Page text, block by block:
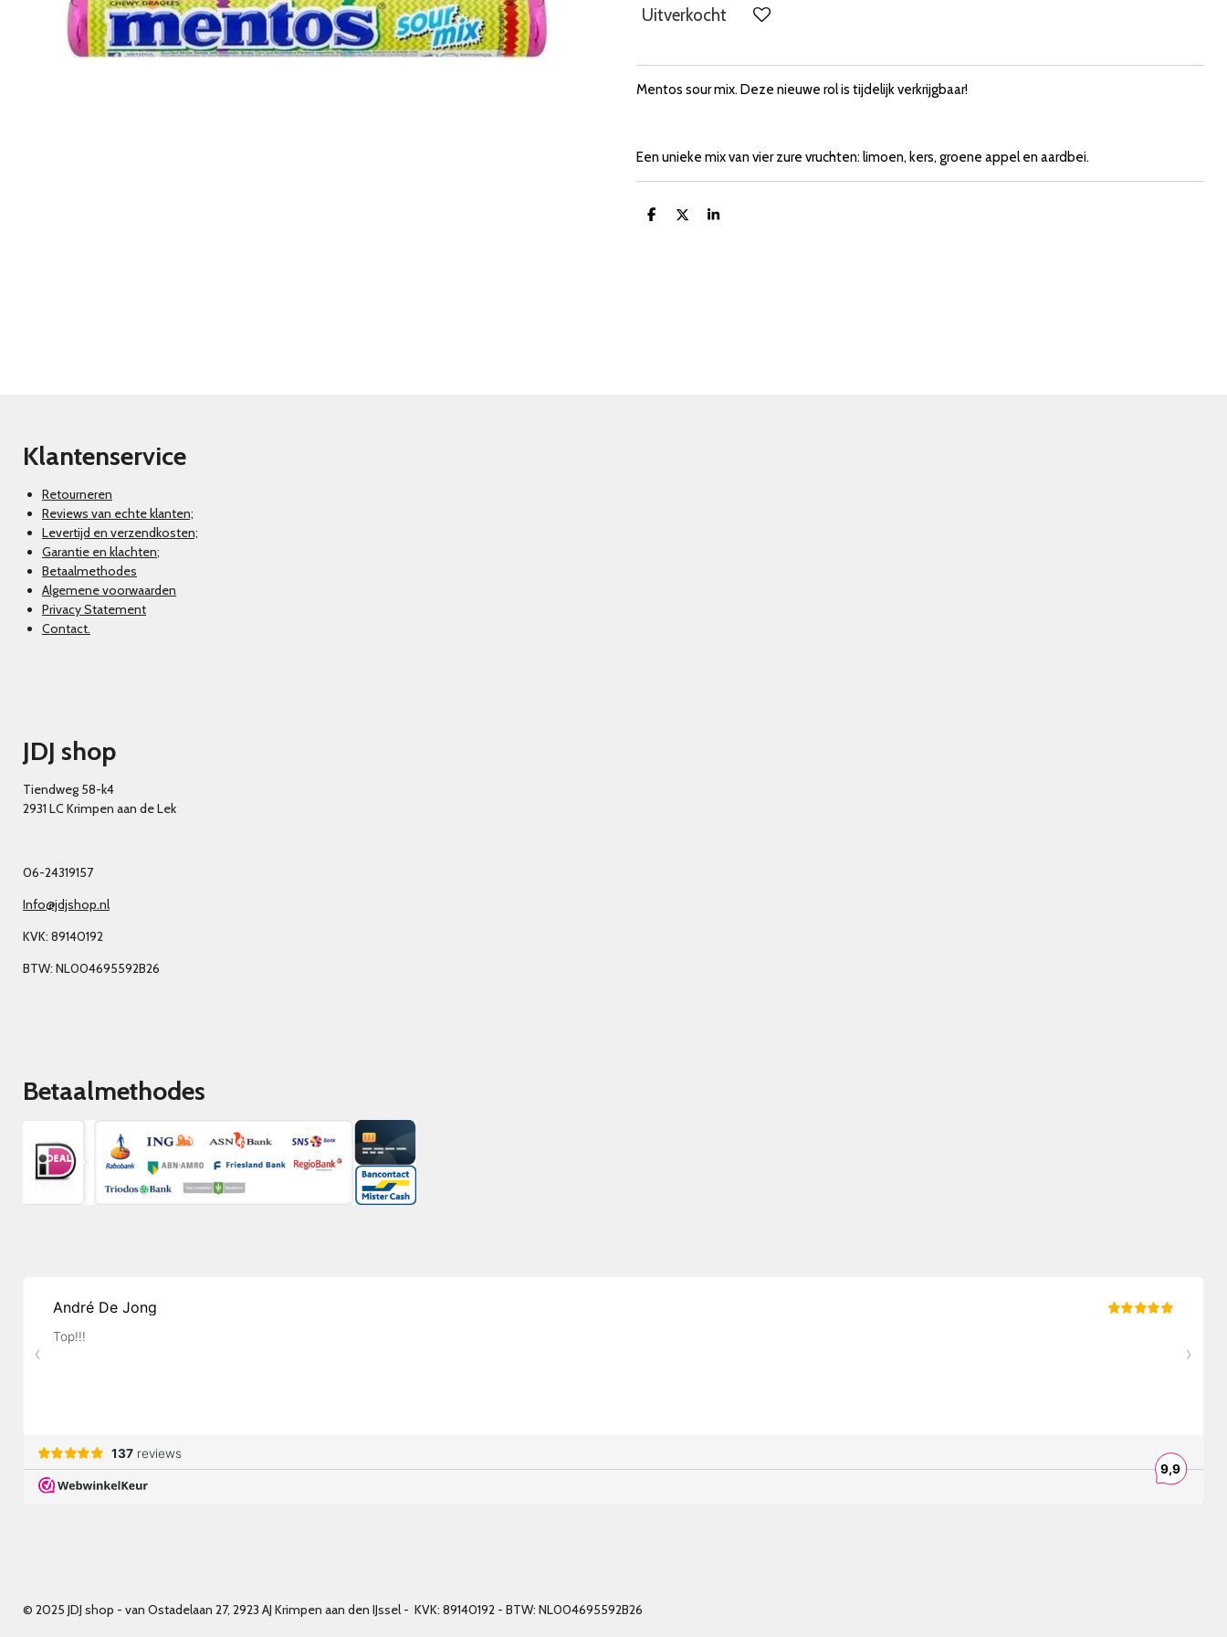
Uitverkocht
Mentos sour mix. Deze nieuwe rol is tijdelijk verkrijgbaar!
Een unieke mix van vier zure vruchten: limoen, kers, groene appel en aardbei.
D
D
S
Klantenservice
Retourneren
Reviews van echte klanten;
Levertijd en verzendkosten;
Garantie en klachten;
Betaalmethodes
Algemene voorwaarden
Privacy Statement
Contact.
JDJ shop
Tiendweg 58-k4
2931 LC Krimpen aan de Lek
06-24319157
Info@jdjshop.nl
KVK: 89140192
BTW: NL004695592B26
Betaalmethodes
© 2025 JDJ shop - van Ostadelaan 27, 2923 AJ Krimpen aan den IJssel - KVK: 89140192 - BTW: NL004695592B26